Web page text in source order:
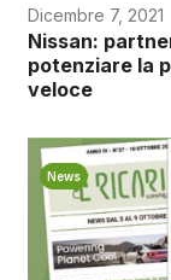
Dicembre 7, 2021
Nissan:
potenziare la
veloce
News